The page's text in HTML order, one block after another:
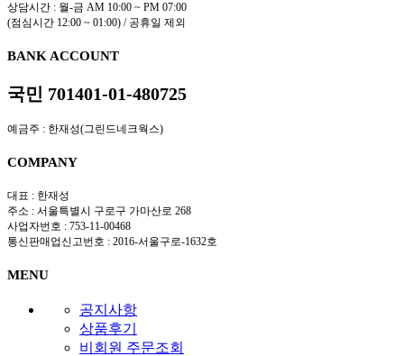
상담시간 : 월-금 AM 10:00 ~ PM 07:00
(점심시간 12:00 ~ 01:00) / 공휴일 제외
BANK ACCOUNT
국민 701401-01-480725
예금주 : 한재성(그린드네크웍스)
COMPANY
대표 : 한재성
주소 : 서울특별시 구로구 가마산로 268
사업자번호 : 753-11-00468
통신판매업신고번호 : 2016-서울구로-1632호
MENU
공지사항
상품후기
비회원 주문조회